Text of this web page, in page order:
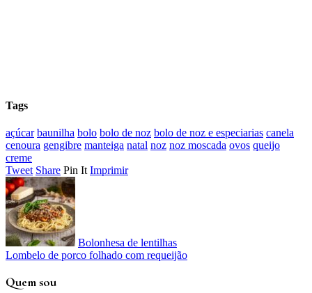
Tags
açúcar baunilha bolo bolo de noz bolo de noz e especiarias canela
cenoura gengibre manteiga natal noz noz moscada ovos queijo
creme
Tweet Share Pin It Imprimir
Bolonhesa de lentilhas
Lombelo de porco folhado com requeijão
Quem sou